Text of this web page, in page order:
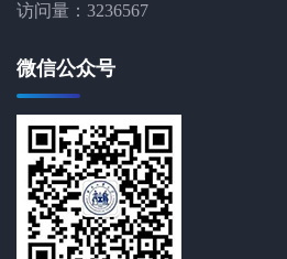
访问量： 3236567
微信公众号